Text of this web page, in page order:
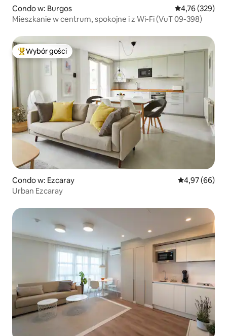
Condo w: Burgos Średnia
4,76 (329)
Mieszkanie w centrum, spokojne i z Wi-Fi (VuT 09-398)
Najpopularniejsze z kategorii Wybór gości
Wybór gości
Condo w: Ezcaray Średnia
4,97 (66)
Urban Ezcaray